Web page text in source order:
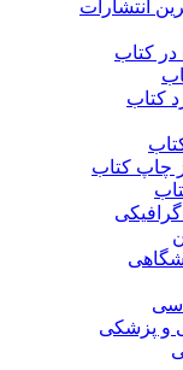
انتشارات
کتاب
کتاب
چاپ کتاب
و پزشکی